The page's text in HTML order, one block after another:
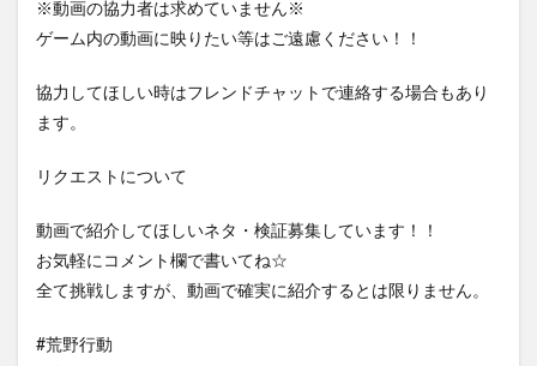
※動画の協力者は求めていません※
ゲーム内の動画に映りたい等はご遠慮ください！！
協力してほしい時はフレンドチャットで連絡する場合もあり
ます。
リクエストについて
動画で紹介してほしいネタ・検証募集しています！！
お気軽にコメント欄で書いてね☆
全て挑戦しますが、動画で確実に紹介するとは限りません。
#荒野行動